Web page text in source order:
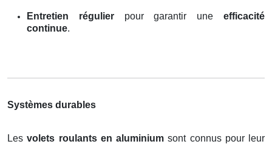
Entretien régulierpour garantir uneefficacité
continue.
Systèmes durables
Lesvolets roulants en aluminium sont connus pour leur